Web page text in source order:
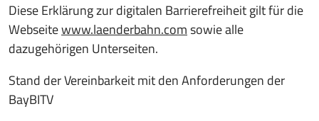
Diese Erklärung zur digitalen Barrierefreiheit gilt für die
Webseitewww.laenderbahn.comsowie alle
dazugehörigen Unterseiten.
Stand der Vereinbarkeit mit den Anforderungen der
BayBITV